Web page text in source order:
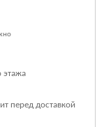
этажа
перед доставкой